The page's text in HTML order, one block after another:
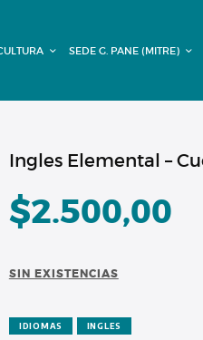
SEDE G. PANE (MITRE)
Ingles Elemental –
$2.500,00
SIN EXISTENCIAS
IDIOMAS INGLES